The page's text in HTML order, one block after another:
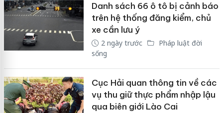
Danh sách 66 ô tô bị cảnh báo
trên hệ thống đăng kiểm, chủ
xe cần lưu ý
2 ngày trước
Pháp luật đời
sống
Cục Hải quan thông tin về các
vụ thu giữ thực phẩm nhập lậu
qua biên giới Lào Cai